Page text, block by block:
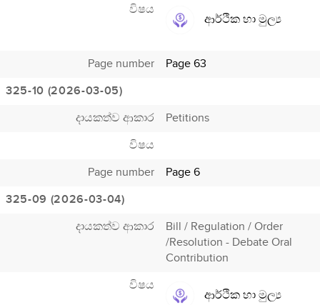
විෂය
ආර්ථික හා මුල්‍ය
Page number
Page 63
325-10 (2026-03-05)
දායකත්ව ආකාර
Petitions
විෂය
Page number
Page 6
325-09 (2026-03-04)
දායකත්ව ආකාර
Bill / Regulation / Order
/Resolution - Debate Oral
Contribution
විෂය
ආර්ථික හා මුල්‍ය